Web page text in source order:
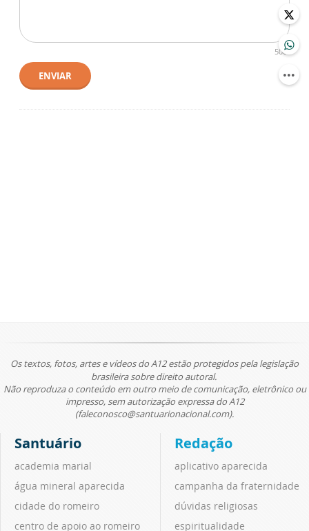
500
ENVIAR
Os textos, fotos, artes e vídeos do A12 estão protegidos pela legislação
brasileira sobre direito autoral.
Não reproduza o conteúdo em outro meio de comunicação, eletrônico ou
impresso, sem autorização expressa do A12
(faleconosco@santuarionacional.com).
Santuário
academia marial
água mineral aparecida
cidade do romeiro
centro de apoio ao romeiro
Redação
aplicativo aparecida
campanha da fraternidade
dúvidas religiosas
espiritualidade